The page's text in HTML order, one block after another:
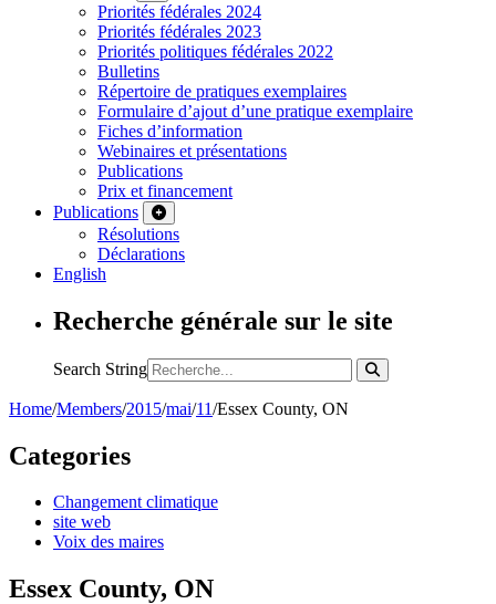
Priorités fédérales 2024
Priorités fédérales 2023
Priorités politiques fédérales 2022
Bulletins
Répertoire de pratiques exemplaires
Formulaire d’ajout d’une pratique exemplaire
Fiches d’information
Webinaires et présentations
Publications
Prix et financement
Publications
Résolutions
Déclarations
English
Recherche générale sur le site
Search String
Home/Members/2015/mai/11/Essex County, ON
Categories
Changement climatique
site web
Voix des maires
Essex County, ON